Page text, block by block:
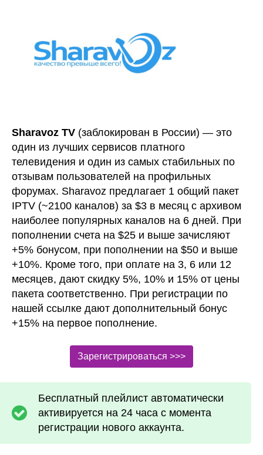
Sharavoz TV (заблокирован в России) — это
один из лучших сервисов платного
телевидения и один из самых стабильных по
отзывам пользователей на профильных
форумах. Sharavoz предлагает 1 общий пакет
IPTV (~2100 каналов) за $3 в месяц с архивом
наиболее популярных каналов на 6 дней. При
пополнении счета на $25 и выше зачисляют
+5% бонусом, при пополнении на $50 и выше
+10%. Кроме того, при оплате на 3, 6 или 12
месяцев, дают скидку 5%, 10% и 15% от цены
пакета соответственно. При регистрации по
нашей ссылке дают дополнительный бонус
+15% на первое пополнение.
Зарегистрироваться >>>
Бесплатный плейлист автоматически
активируется на 24 часа с момента
регистрации нового аккаунта.